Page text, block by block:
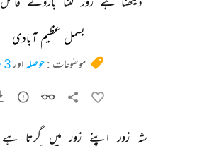
بسمل عظیم آبادی
موضوعات :حوصلہاور3 مزید
شہ زور اپنے زور میں گرتا ہے